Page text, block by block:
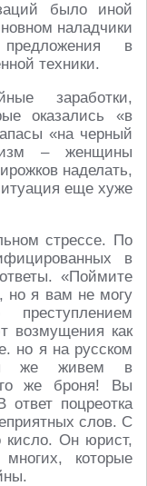
было иной
наладчики
в
техники.
заработки,
оказались «в
«на черный
– женщины
наделать,
еще хуже
стрессе. По
в
«Поймите
но я вам не могу
возмущения как
но я на русском
же живем в
же броня! Вы
поцреотка
слов. С
кисло. Он юрист,
которые